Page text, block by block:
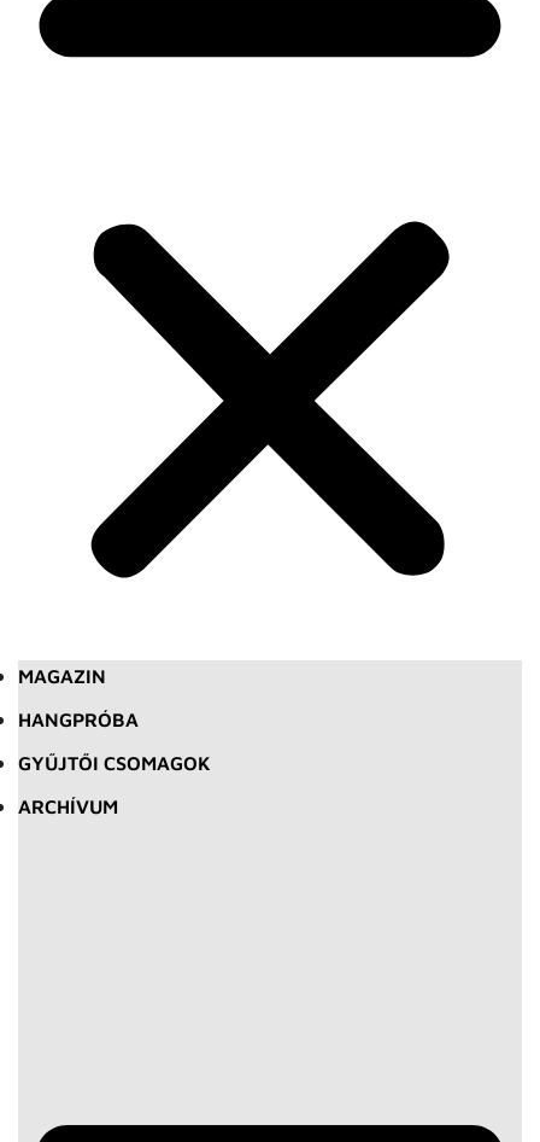
MAGAZIN
HANGPRÓBA
GYŰJTŐI CSOMAGOK
ARCHÍVUM